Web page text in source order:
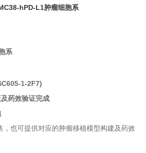
hPD-L1肿瘤细胞系
系
1-2F7)
药效验证完成
，也可提供对应的肿瘤移植模型构建及药效